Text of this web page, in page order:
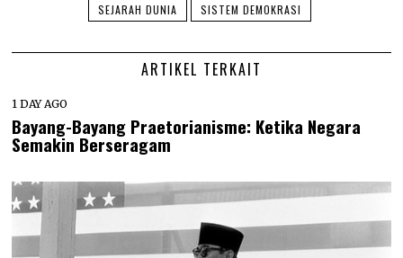
SEJARAH DUNIA
SISTEM DEMOKRASI
ARTIKEL TERKAIT
1 DAY AGO
Bayang-Bayang Praetorianisme: Ketika Negara
Semakin Berseragam